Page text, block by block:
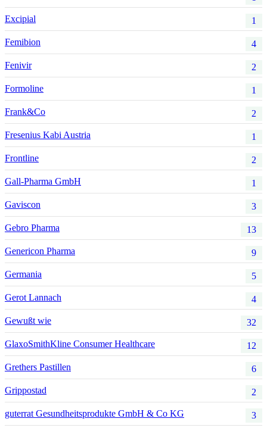
Excipial 1
Femibion 4
Fenivir 2
Formoline 1
Frank&Co 2
Fresenius Kabi Austria 1
Frontline 2
Gall-Pharma GmbH 1
Gaviscon 3
Gebro Pharma 13
Genericon Pharma 9
Germania 5
Gerot Lannach 4
Gewußt wie 32
GlaxoSmithKline Consumer Healthcare 12
Grethers Pastillen 6
Grippostad 2
guterrat Gesundheitsprodukte GmbH & Co KG 3